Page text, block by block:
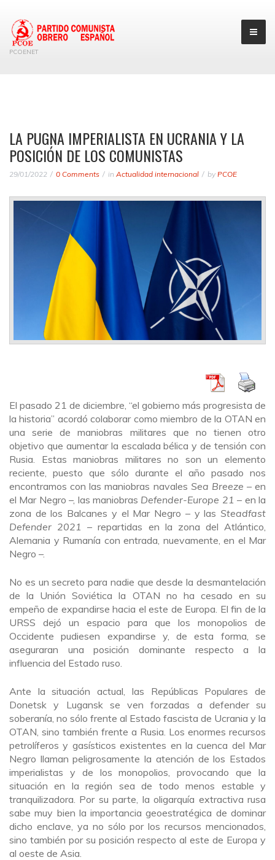
PCOENET
LA PUGNA IMPERIALISTA EN UCRANIA Y LA
POSICIÓN DE LOS COMUNISTAS
29/01/2022 0 Comments in Actualidad internacional by PCOE
El pasado 21 de diciembre, “el gobierno más progresista de
la historia” acordó colaborar como miembro de la OTAN en
una serie de maniobras militares que no tienen otro
objetivo que aumentar la escalada bélica y de tensión con
Rusia. Estas maniobras militares no son un elemento
reciente, puesto que sólo durante el año pasado nos
encontramos con las maniobras navales Sea Breeze – en
el Mar Negro –, las maniobras Defender-Europe 21– en la
zona de los Balcanes y el Mar Negro – y las Steadfast
Defender 2021– repartidas en la zona del Atlántico,
Alemania y Rumanía con entrada, nuevamente, en el Mar
Negro –.
No es un secreto para nadie que desde la desmantelación
de la Unión Soviética la OTAN no ha cesado en su
empeño de expandirse hacia el este de Europa. El fin de la
URSS dejó un espacio para que los monopolios de
Occidente pudiesen expandirse y, de esta forma, se
aseguraran una posición dominante respecto a la
influencia del Estado ruso.
Ante la situación actual, las Repúblicas Populares de
Donetsk y Lugansk se ven forzadas a defender su
soberanía, no sólo frente al Estado fascista de Ucrania y la
OTAN, sino también frente a Rusia. Los enormes recursos
petrolíferos y gasísticos existentes en la cuenca del Mar
Negro llaman peligrosamente la atención de los Estados
imperialistas y de los monopolios, provocando que la
situación en la región sea de todo menos estable y
tranquilizadora. Por su parte, la oligarquía extractiva rusa
sabe muy bien la importancia geoestratégica de dominar
dicho enclave, ya no sólo por los recursos mencionados,
sino también por su posición respecto al este de Europa y
al oeste de Asia.